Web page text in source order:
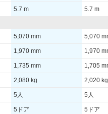
5.7 m 5.7 m
5,070 mm 5,070
1,970 mm 1,970
1,735 mm 1,705
2,080 kg 2,020 kg
5人 5人
5ドア 5ドア